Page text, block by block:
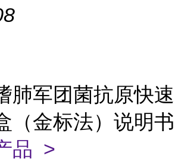
肺军团菌抗原快速
（金标法）说明书
品 >